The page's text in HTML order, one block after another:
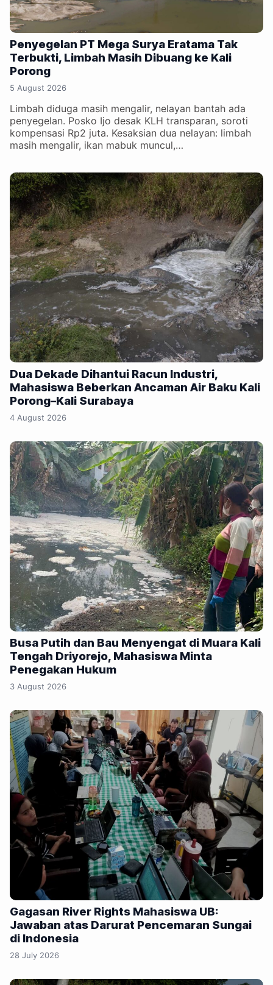
Penyegelan PT Mega Surya Eratama Tak
Terbukti, Limbah Masih Dibuang ke Kali
Porong
5 August 2026
Limbah diduga masih mengalir, nelayan bantah ada
penyegelan. Posko Ijo desak KLH transparan, soroti
kompensasi Rp2 juta. Kesaksian dua nelayan: limbah
masih mengalir, ikan mabuk muncul,…
Dua Dekade Dihantui Racun Industri,
Mahasiswa Beberkan Ancaman Air Baku Kali
Porong–Kali Surabaya
4 August 2026
Busa Putih dan Bau Menyengat di Muara Kali
Tengah Driyorejo, Mahasiswa Minta
Penegakan Hukum
3 August 2026
Gagasan River Rights Mahasiswa UB:
Jawaban atas Darurat Pencemaran Sungai
di Indonesia
28 July 2026